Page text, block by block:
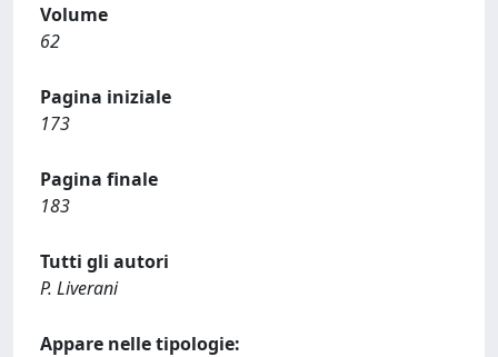
Volume
62
Pagina iniziale
173
Pagina finale
183
Tutti gli autori
P. Liverani
Appare nelle tipologie: